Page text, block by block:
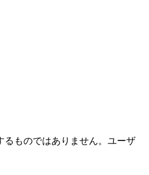
ものではありません。ユーザ